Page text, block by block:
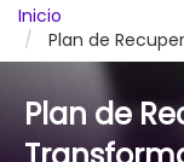
Noticias
Planificación
Areas municipales
Inicio
Plan de
Plan de